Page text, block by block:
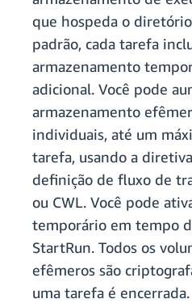
que hospeda o
padrão, cada tarefa
armazenamento
adicional. Você pode
armazenamento
individuais, até um
tarefa, usando a
definição de fluxo de
ou CWL. Você pode
temporário em tempo
StartRun. Todos os
efêmeros são
uma tarefa é encerrada.